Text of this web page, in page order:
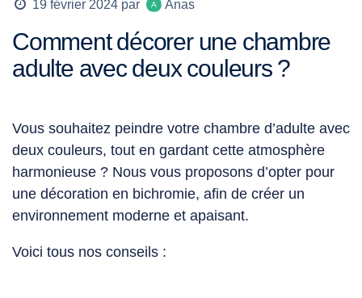
19 février 2024 par Anas
Comment décorer une chambre
adulte avec deux couleurs ?
Vous souhaitez peindre votre chambre d’adulte avec
deux couleurs, tout en gardant cette atmosphère
harmonieuse ? Nous vous proposons d’opter pour
une décoration en bichromie, afin de créer un
environnement moderne et apaisant.
Voici tous nos conseils :